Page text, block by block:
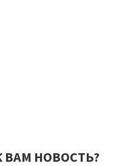
ВАМ НОВОСТЬ?